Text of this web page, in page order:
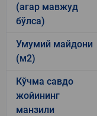
(агар мавжуд
бўлса)
Умумий майдони
(м2)
Кўчма савдо
жойининг
манзили